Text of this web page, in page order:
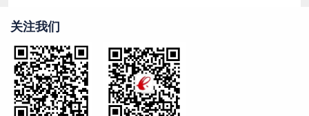
关注我们